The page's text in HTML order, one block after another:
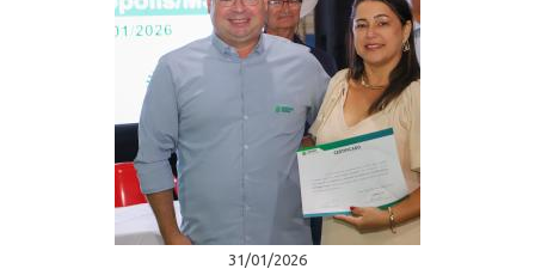
31/01/2026